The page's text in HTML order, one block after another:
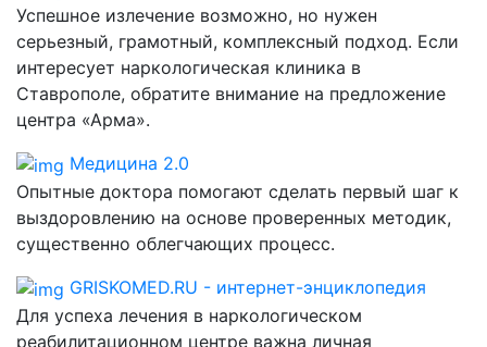
Успешное излечение возможно, но нужен
серьезный, грамотный, комплексный подход. Если
интересует наркологическая клиника в
Ставрополе, обратите внимание на предложение
центра «Арма».
Медицина 2.0
Опытные доктора помогают сделать первый шаг к
выздоровлению на основе проверенных методик,
существенно облегчающих процесс.
GRISKOMED.RU - интернет-энциклопедия
Для успеха лечения в наркологическом
реабилитационном центре важна личная